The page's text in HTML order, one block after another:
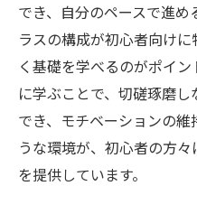
共通の趣味でつ
コミュニティ形
楽しく練習でき
イベントや交流会
初心者同士で成
新しい友人を作る
でき、自分のペースで進
ラスの構成が初心者向け
く基礎を学べるのがポイ
に学ぶことで、切磋琢磨
でき、モチベーションの
うな環境が、初心者の方
を提供しています。